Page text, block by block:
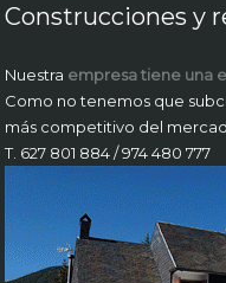
Construcciones y
Nuestra empresa tiene una
Como no tenemos que
más competitivo del
T. 627 801 884 / 974 480 777